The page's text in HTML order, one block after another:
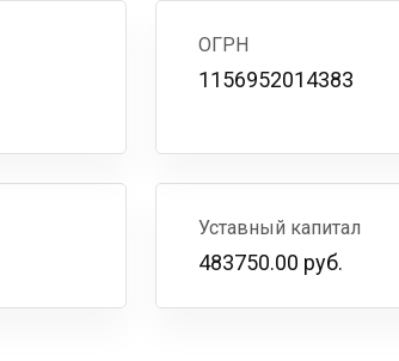
ОГРН
1156952014383
Уставный капитал
483750.00 руб.